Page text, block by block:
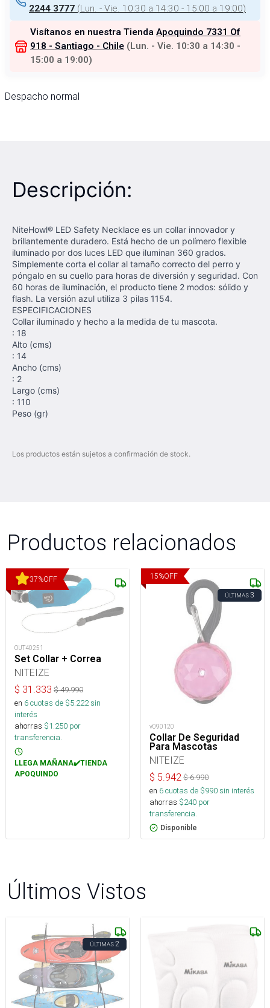
2244 3777 (Lun. - Vie. 10:30 a 14:30 - 15:00 a 19:00)
Visítanos en nuestra Tienda Apoquindo 7331 Of
918 - Santiago - Chile (Lun. - Vie. 10:30 a 14:30 -
15:00 a 19:00)
Despacho normal
Descripción:
NiteHowl® LED Safety Necklace es un collar innovador y
brillantemente duradero. Está hecho de un polímero flexible
iluminado por dos luces LED que iluminan 360 grados.
Simplemente corta el collar al tamaño correcto del perro y
póngalo en su cuello para horas de diversión y seguridad. Con
60 horas de iluminación, el producto tiene 2 modos: sólido y
flash. La versión azul utiliza 3 pilas 1154.
ESPECIFICACIONES
Collar iluminado y hecho a la medida de tu mascota.
: 18
Alto (cms)
: 14
Ancho (cms)
: 2
Largo (cms)
: 110
Peso (gr)
Los productos están sujetos a confirmación de stock.
Productos relacionados
37%OFF
OUT40251
Set Collar + Correa
NITEIZE
$ 31.333 $49.990
en 6cuotas de $5.222sin
interés
ahorras $1.250 por
transferencia.
LLEGA MAÑANA✔️TIENDA
APOQUINDO
15%OFF
ÚLTIMAS3
v090120
Collar De Seguridad
Para Mascotas
NITEIZE
$ 5.942 $6.990
en 6cuotas de $990sin interés
ahorras $240 por
transferencia.
Disponible
Últimos Vistos
ÚLTIMAS2